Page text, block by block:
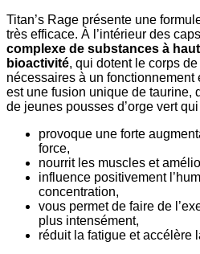
Titan’s Rage présente une
très efficace. À l’intérieur des
complexe de substances à
bioactivité, qui dotent le corps
nécessaires à un fonctionnement
est une fusion unique de taurine,
de jeunes pousses d’orge vert
provoque une forte
force,
nourrit les muscles et
influence positivement
concentration,
vous permet de faire de
plus intensément,
réduit la fatigue et accélère